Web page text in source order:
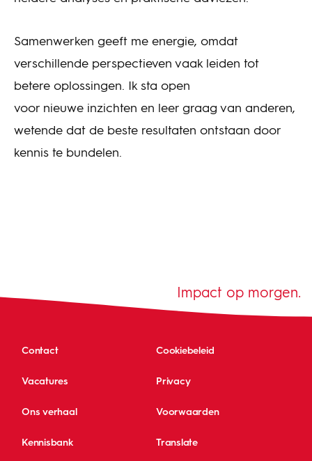
Samenwerken geeft me energie, omdat
verschillende perspectieven vaak leiden tot
betere oplossingen. Ik sta open
voor nieuwe inzichten en leer graag van anderen,
wetende dat de beste resultaten ontstaan door
kennis te bundelen.
Contact Cookiebeleid
Vacatures Privacy
Ons verhaal Voorwaarden
Kennisbank Translate
Impact op morgen.